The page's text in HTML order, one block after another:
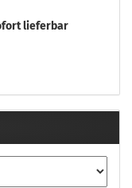
lieferbar